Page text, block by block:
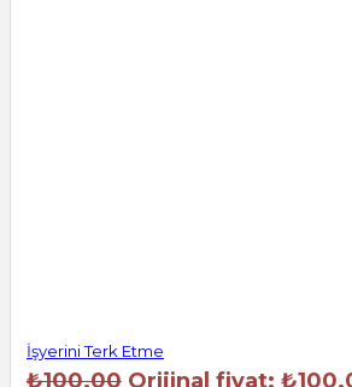
İşyerini Terk Etme
₺100.00 Orijinal fiyat: